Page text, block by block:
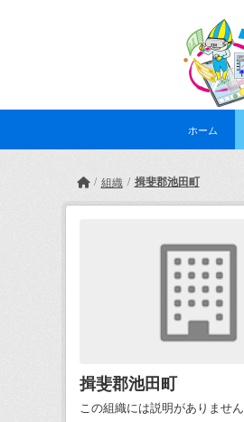
ホーム
組織 揖斐郡池田町
揖斐郡池田町
この組織には説明がありません